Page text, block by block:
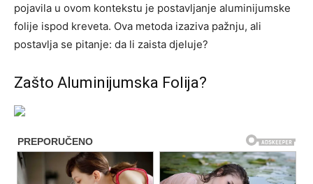
pojavila u ovom kontekstu je postavljanje aluminijumske
folije ispod kreveta. Ova metoda izaziva pažnju, ali
postavlja se pitanje: da li zaista djeluje?
Zašto Aluminijumska Folija?